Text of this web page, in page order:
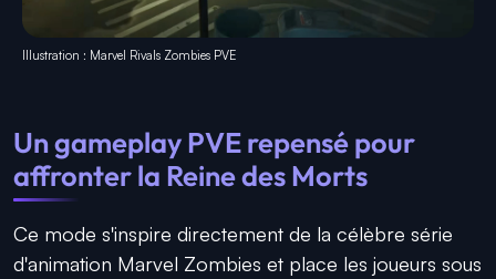
Illustration : Marvel Rivals Zombies PVE
Un gameplay PVE repensé pour
affronter la Reine des Morts
Ce mode s'inspire directement de la célèbre série
d'animation Marvel Zombies et place les joueurs sous